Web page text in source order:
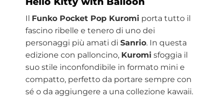
Il Funko Pocket Pop Kuromi porta tutto il
fascino ribelle e tenero di uno dei
personaggi più amati di Sanrio. In questa
edizione con palloncino, Kuromi sfoggia il
suo stile inconfondibile in formato mini e
compatto, perfetto da portare sempre con
sé o da aggiungere a una collezione kawaii.